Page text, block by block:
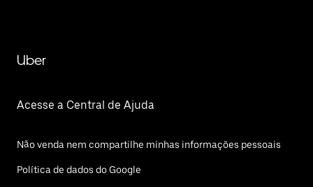
Uber
Acesse a Central de Ajuda
Não venda nem compartilhe minhas informações pessoais
Política de dados do Google